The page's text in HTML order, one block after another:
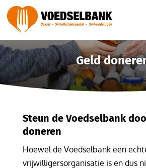
Geld
Steun de Voedselbank
doneren
Hoewel de Voedselbank een
vrijwilligersorganisatie is en dus